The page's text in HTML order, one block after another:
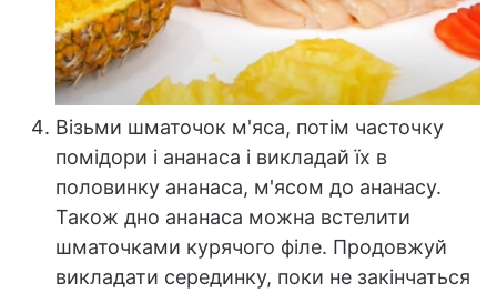
Візьми шматочок м'яса, потім часточку
помідори і ананаса і викладай їх в
половинку ананаса, м'ясом до ананасу.
Також дно ананаса можна встелити
шматочками курячого філе. Продовжуй
викладати серединку, поки не закінчаться